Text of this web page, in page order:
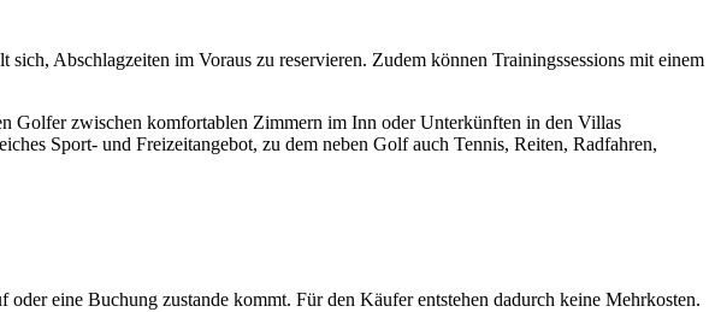
Abschlagzeiten im Voraus zu reservieren. Zudem können Trainingssessions mit einem
Golfer zwischen komfortablen Zimmern im Inn oder Unterkünften in den Villas
Sport- und Freizeitangebot, zu dem neben Golf auch Tennis, Reiten, Radfahren,
eine Buchung zustande kommt. Für den Käufer entstehen dadurch keine Mehrkosten.